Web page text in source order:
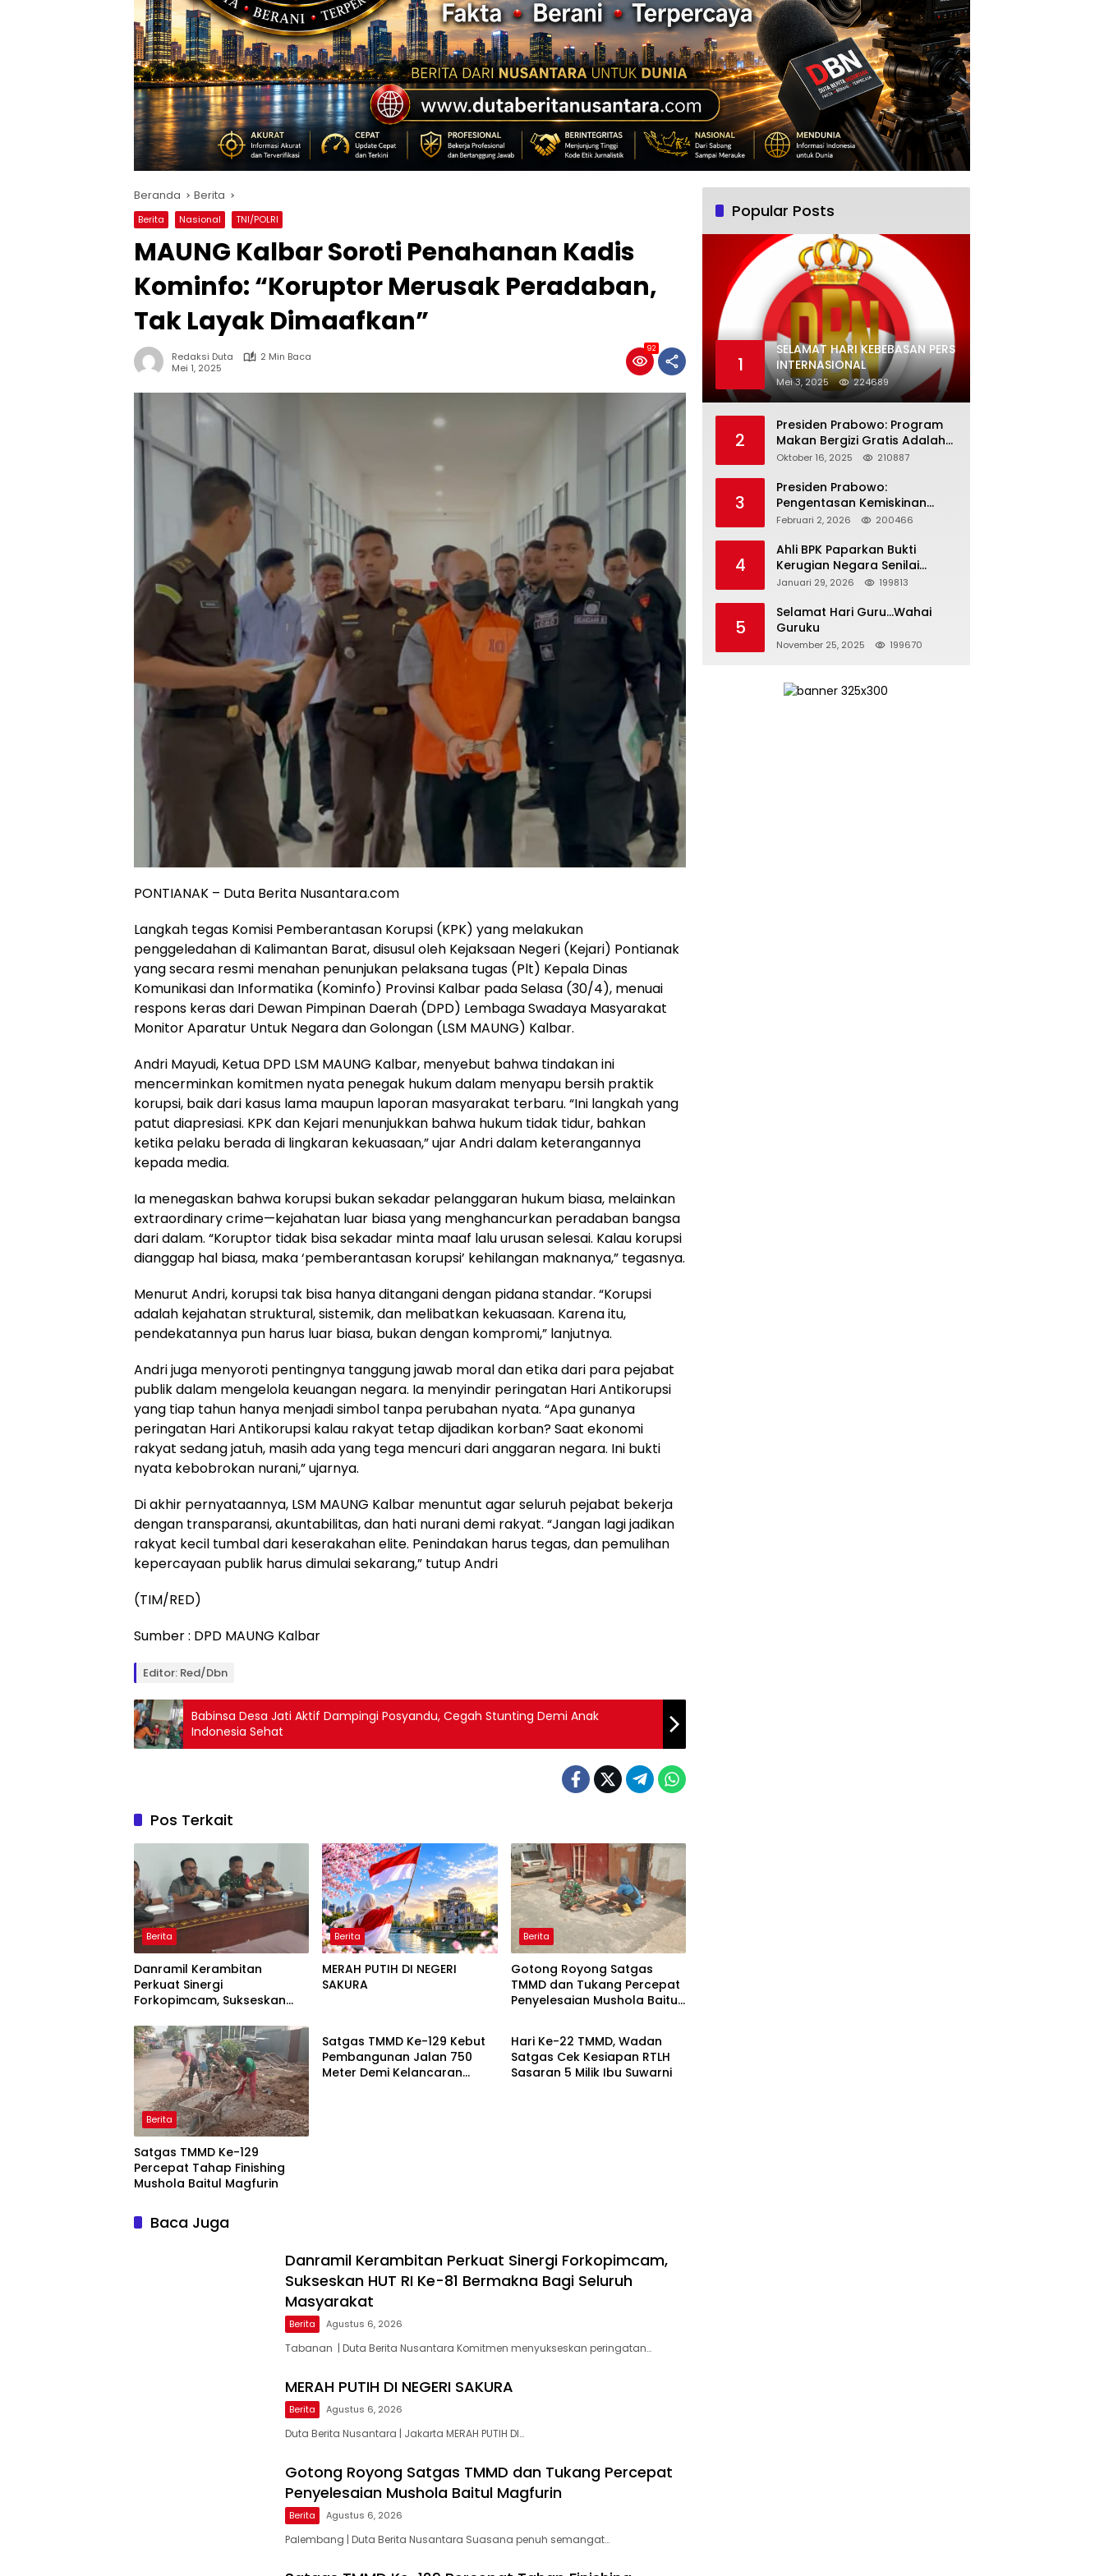
Beranda Berita
Berita Nasional TNI/POLRI
MAUNG Kalbar Soroti Penahanan Kadis
Kominfo: “Koruptor Merusak Peradaban,
Tak Layak Dimaafkan”
Redaksi Duta
2 Min Baca
Mei 1, 2025
92
PONTIANAK – Duta Berita Nusantara.com
Langkah tegas Komisi Pemberantasan Korupsi (KPK) yang melakukan
penggeledahan di Kalimantan Barat, disusul oleh Kejaksaan Negeri (Kejari) Pontianak
yang secara resmi menahan penunjukan pelaksana tugas (Plt) Kepala Dinas
Komunikasi dan Informatika (Kominfo) Provinsi Kalbar pada Selasa (30/4), menuai
respons keras dari Dewan Pimpinan Daerah (DPD) Lembaga Swadaya Masyarakat
Monitor Aparatur Untuk Negara dan Golongan (LSM MAUNG) Kalbar.
Andri Mayudi, Ketua DPD LSM MAUNG Kalbar, menyebut bahwa tindakan ini
mencerminkan komitmen nyata penegak hukum dalam menyapu bersih praktik
korupsi, baik dari kasus lama maupun laporan masyarakat terbaru. “Ini langkah yang
patut diapresiasi. KPK dan Kejari menunjukkan bahwa hukum tidak tidur, bahkan
ketika pelaku berada di lingkaran kekuasaan,” ujar Andri dalam keterangannya
kepada media.
Ia menegaskan bahwa korupsi bukan sekadar pelanggaran hukum biasa, melainkan
extraordinary crime—kejahatan luar biasa yang menghancurkan peradaban bangsa
dari dalam. “Koruptor tidak bisa sekadar minta maaf lalu urusan selesai. Kalau korupsi
dianggap hal biasa, maka ‘pemberantasan korupsi’ kehilangan maknanya,” tegasnya.
Menurut Andri, korupsi tak bisa hanya ditangani dengan pidana standar. “Korupsi
adalah kejahatan struktural, sistemik, dan melibatkan kekuasaan. Karena itu,
pendekatannya pun harus luar biasa, bukan dengan kompromi,” lanjutnya.
Andri juga menyoroti pentingnya tanggung jawab moral dan etika dari para pejabat
publik dalam mengelola keuangan negara. Ia menyindir peringatan Hari Antikorupsi
yang tiap tahun hanya menjadi simbol tanpa perubahan nyata. “Apa gunanya
peringatan Hari Antikorupsi kalau rakyat tetap dijadikan korban? Saat ekonomi
rakyat sedang jatuh, masih ada yang tega mencuri dari anggaran negara. Ini bukti
nyata kebobrokan nurani,” ujarnya.
Di akhir pernyataannya, LSM MAUNG Kalbar menuntut agar seluruh pejabat bekerja
dengan transparansi, akuntabilitas, dan hati nurani demi rakyat. “Jangan lagi jadikan
rakyat kecil tumbal dari keserakahan elite. Penindakan harus tegas, dan pemulihan
kepercayaan publik harus dimulai sekarang,” tutup Andri
(TIM/RED)
Sumber : DPD MAUNG Kalbar
Editor: Red/Dbn
Babinsa Desa Jati Aktif Dampingi Posyandu, Cegah Stunting Demi Anak
Indonesia Sehat
Pos Terkait
Berita
Danramil Kerambitan
Perkuat Sinergi
Forkopimcam, Sukseskan
Seluruh Masyarakat
Berita
MERAH PUTIH DI NEGERI
SAKURA
Berita
Gotong Royong Satgas
TMMD dan Tukang Percepat
Penyelesaian Mushola Baitul
Berita
Satgas TMMD Ke-129
Percepat Tahap Finishing
Mushola Baitul Magfurin
Satgas TMMD Ke-129 Kebut
Pembangunan Jalan 750
Meter Demi Kelancaran
Berita
Hari Ke-22 TMMD, Wadan
Satgas Cek Kesiapan RTLH
Sasaran 5 Milik Ibu Suwarni
Baca Juga
Danramil Kerambitan Perkuat Sinergi Forkopimcam,
Sukseskan HUT RI Ke-81 Bermakna Bagi Seluruh
Masyarakat
Berita Agustus 6, 2026
Tabanan | Duta Berita Nusantara Komitmen menyukseskan peringatan…
MERAH PUTIH DI NEGERI SAKURA
Berita Agustus 6, 2026
Duta Berita Nusantara | Jakarta MERAH PUTIH DI…
Gotong Royong Satgas TMMD dan Tukang Percepat
Penyelesaian Mushola Baitul Magfurin
Berita Agustus 6, 2026
Palembang | Duta Berita Nusantara Suasana penuh semangat…
Popular Posts
1
SELAMAT HARI KEBEBASAN PERS
INTERNASIONAL
Mei 3, 2025 224689
2
Presiden Prabowo: Program
Makan Bergizi Gratis Adalah
Investasi untuk Masa Depan
Oktober 16, 2025 210887
3
Presiden Prabowo:
Pengentasan Kemiskinan
Butuh Persatuan dan
Bertanggung Jawab
Februari 2, 2026 200466
4
Ahli BPK Paparkan Bukti
Kerugian Negara Senilai
Rp285 Triliun dalam
Pertamina
Januari 29, 2026 199813
5
Selamat Hari Guru…Wahai
Guruku
November 25, 2025 199670